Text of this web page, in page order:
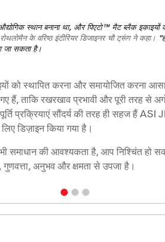
औद्योगिक स्थान बनाना था, और पिएटो™ मैट ब्लैक
के वरिष्ठ इंटीरियर डिजाइनर चौ ट्रूंग ने कहा।
जा सकता है।
को स्थापित करना और समायोजित करना
हैं, ताकि रखरखाव प्रभावी और पूरी तरह से
प्रक्रियाएं सौंदर्य की तरह ही सहज हैं
डिज़ाइन किया गया है।
भी समाधान की आवश्यकता है, आप निश्चिंत
गुणवत्ता, अनुभव और क्षमता से उपजा है।